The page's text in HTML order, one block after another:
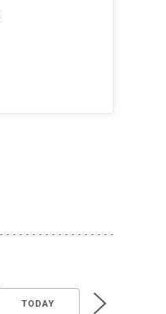
TODAY